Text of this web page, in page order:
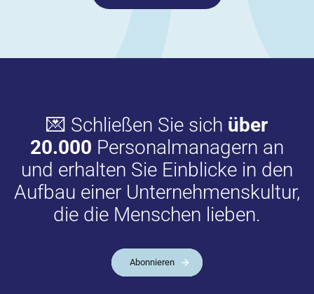
💌 Schließen Sie sich über
20.000 Personalmanagern an
und erhalten Sie Einblicke in den
Aufbau einer Unternehmenskultur,
die die Menschen lieben.
Abonnieren